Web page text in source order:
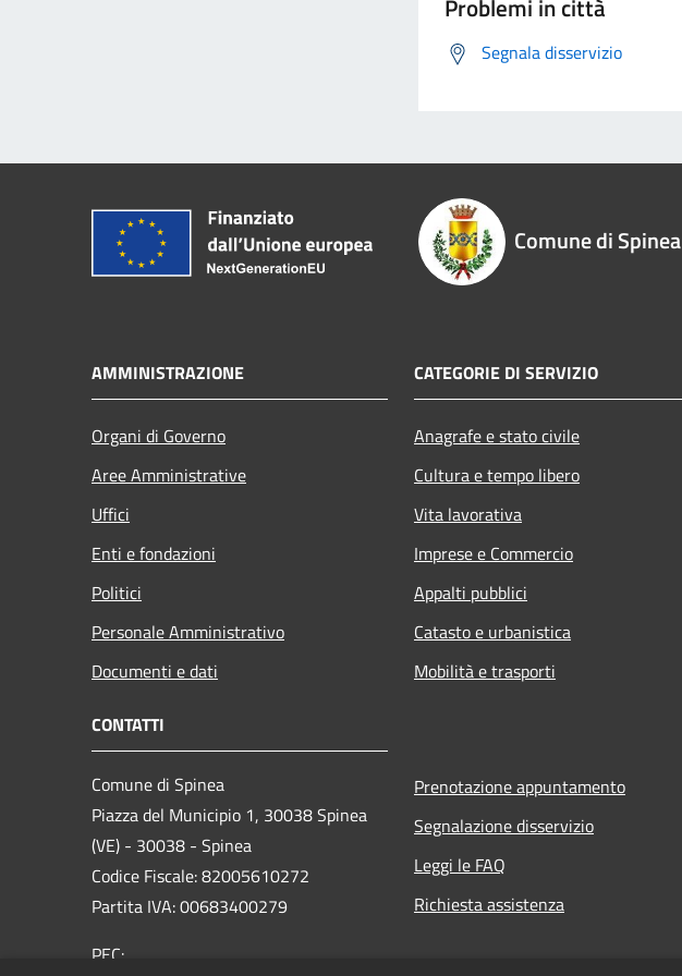
Problemi in città
Segnala disservizio
Comune di Spinea
AMMINISTRAZIONE
Organi di Governo
Aree Amministrative
Uffici
Enti e fondazioni
Politici
Personale Amministrativo
Documenti e dati
CATEGORIE DI SERVIZIO
Anagrafe e stato civile
Cultura e tempo libero
Vita lavorativa
Imprese e Commercio
Appalti pubblici
Catasto e urbanistica
Mobilità e trasporti
CONTATTI
Comune di Spinea
Piazza del Municipio 1, 30038 Spinea
(VE) - 30038 - Spinea
Codice Fiscale: 82005610272
Partita IVA: 00683400279
PEC:
Prenotazione appuntamento
Segnalazione disservizio
Leggi le FAQ
Richiesta assistenza